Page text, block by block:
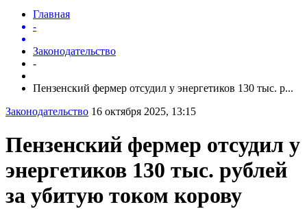
Главная
-
Законодательство
-
Пензенский фермер отсудил у энергетиков 130 тыс. р...
Законодательство 16 октября 2025, 13:15
Пензенский фермер отсудил у
энергетиков 130 тыс. рублей
за убитую током корову